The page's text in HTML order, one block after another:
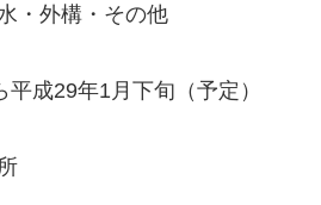
・外構・その他
成29年1月下旬（予定）